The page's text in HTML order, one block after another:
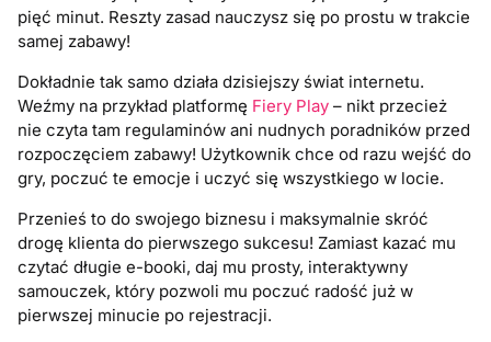
pięć minut. Reszty zasad nauczysz się po prostu w trakcie
samej zabawy!
Dokładnie tak samo działa dzisiejszy świat internetu.
Weźmy na przykład platformę Fiery Play – nikt przecież
nie czyta tam regulaminów ani nudnych poradników przed
rozpoczęciem zabawy! Użytkownik chce od razu wejść do
gry, poczuć te emocje i uczyć się wszystkiego w locie.
Przenieś to do swojego biznesu i maksymalnie skróć
drogę klienta do pierwszego sukcesu! Zamiast kazać mu
czytać długie e-booki, daj mu prosty, interaktywny
samouczek, który pozwoli mu poczuć radość już w
pierwszej minucie po rejestracji.